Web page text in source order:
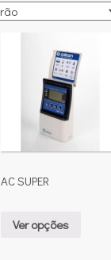
AC SUPER
Ver opções